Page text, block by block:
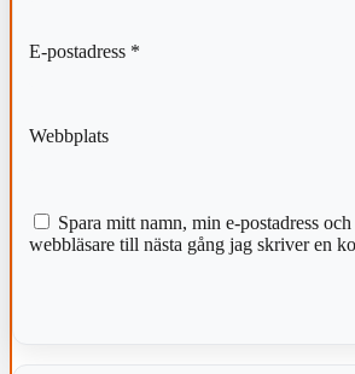
E-postadress *
Webbplats
Spara mitt namn, min e-postadress
webbläsare till nästa gång jag skriver en